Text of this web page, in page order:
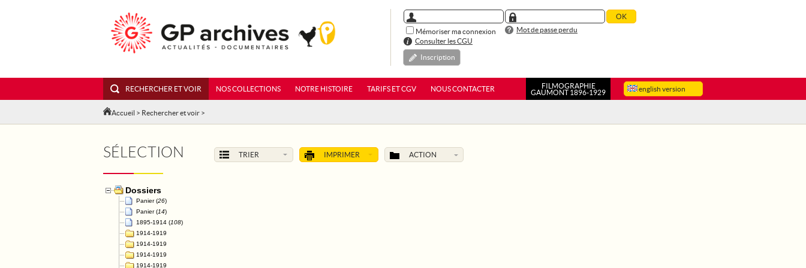
Mémoriser ma connexion
Mot de passe perdu
Consulter les CGU
Inscription
english version
RECHERCHER ET VOIR NOS COLLECTIONS NOTRE HISTOIRE TARIFS ET CGV NOUS CONTACTER
FILMOGRAPHIE
GAUMONT 1896-1929
Accueil > Rechercher et voir >
SÉLECTION TRIER IMPRIMER ACTION